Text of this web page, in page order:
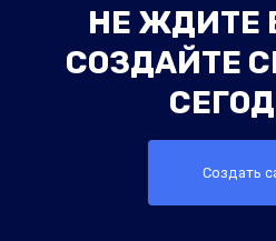
НЕ ЖДИТЕ
СОЗДАЙТЕ
Создать